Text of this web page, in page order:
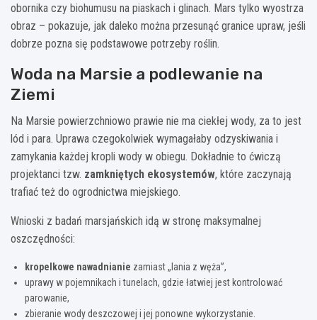
obornika czy biohumusu na piaskach i glinach. Mars tylko wyostrza
obraz – pokazuje, jak daleko można przesunąć granice upraw, jeśli
dobrze pozna się podstawowe potrzeby roślin.
Woda na Marsie a podlewanie na
Ziemi
Na Marsie powierzchniowo prawie nie ma ciekłej wody, za to jest
lód i para. Uprawa czegokolwiek wymagałaby odzyskiwania i
zamykania każdej kropli wody w obiegu. Dokładnie to ćwiczą
projektanci tzw. zamkniętych ekosystemów, które zaczynają
trafiać też do ogrodnictwa miejskiego.
Wnioski z badań marsjańskich idą w stronę maksymalnej
oszczędności:
kropelkowe nawadnianie zamiast „lania z węża”,
uprawy w pojemnikach i tunelach, gdzie łatwiej jest kontrolować
parowanie,
zbieranie wody deszczowej i jej ponowne wykorzystanie.